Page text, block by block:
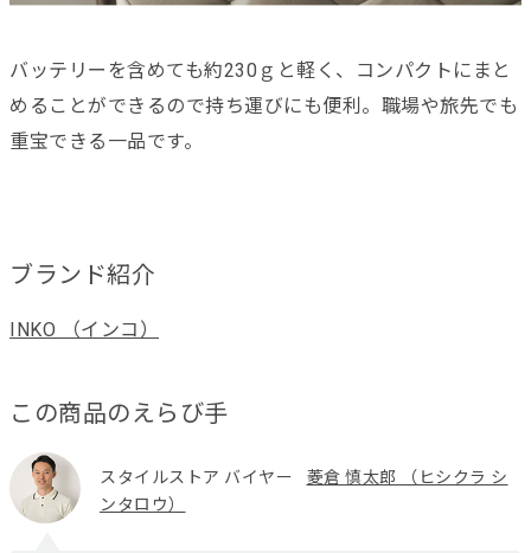
バッテリーを含めても約230ｇと軽く、コンパクトにまと
めることができるので持ち運びにも便利。職場や旅先でも
重宝できる一品です。
ブランド紹介
INKO （インコ）
この商品のえらび手
スタイルストア バイヤー
菱倉 慎太郎 （ヒシクラ シ
ンタロウ）